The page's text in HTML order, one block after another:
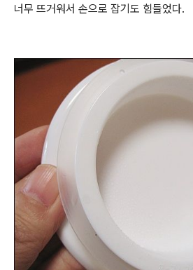
너무 뜨거워서 손으로 잡기도 힘들었다.